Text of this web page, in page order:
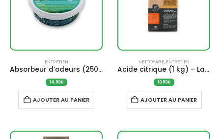
ENTRETIEN
Absorbeur d’odeurs (250 g) – Étamine du lys
14,90€
AJOUTER AU PANIER
NETTOYAGE, ENTRETIEN
Acide citrique (1 kg) – La Droguerie Écologique
10,90€
AJOUTER AU PANIER